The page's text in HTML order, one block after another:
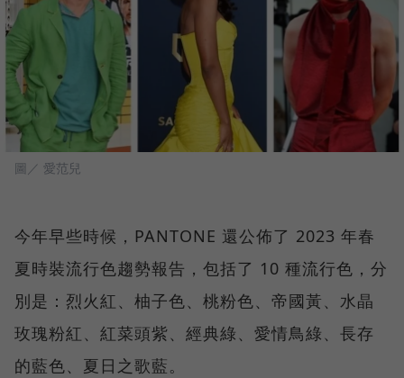
圖／ 愛范兒
今年早些時候，PANTONE 還公佈了 2023 年春
夏時裝流行色趨勢報告，包括了 10 種流行色，分
別是：烈火紅、柚子色、桃粉色、帝國黃、水晶
玫瑰粉紅、紅菜頭紫、經典綠、愛情鳥綠、長存
的藍色、夏日之歌藍。